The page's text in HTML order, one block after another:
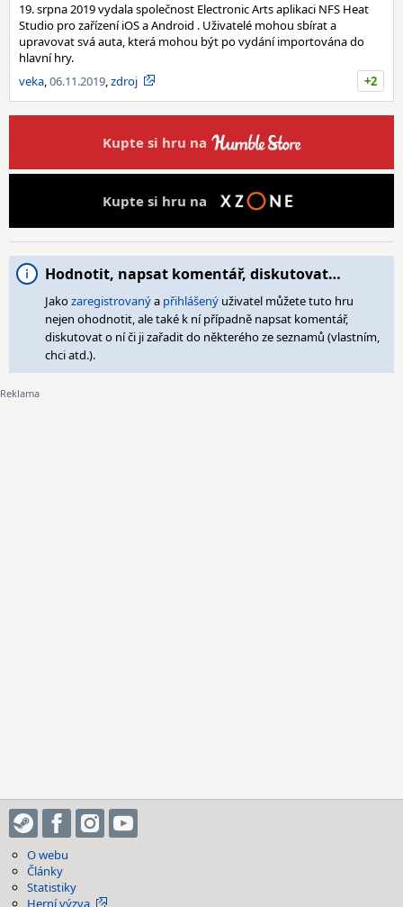
19. srpna 2019 vydala společnost Electronic Arts aplikaci NFS Heat
Studio pro zařízení iOS a Android . Uživatelé mohou sbírat a
upravovat svá auta, která mohou být po vydání importována do
hlavní hry.
veka,06.11.2019,zdroj +2
Kupte si hru na
Kupte si hru na
Hodnotit, napsat komentář, diskutovat…
Jakozaregistrovanýa přihlášený uživatel můžete tuto hru
nejen ohodnotit, ale také k ní případně napsat komentář,
diskutovat o ní či ji zařadit do některého ze seznamů (vlastním,
chci atd.).
O webu
Články
Statistiky
Herní výzva